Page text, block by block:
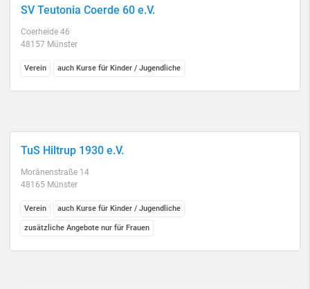
SV Teutonia Coerde 60 e.V.
Coerheide 46
48157 Münster
Verein auch Kurse für Kinder / Jugendliche
TuS Hiltrup 1930 e.V.
Moränenstraße 14
48165 Münster
Verein auch Kurse für Kinder / Jugendliche
zusätzliche Angebote nur für Frauen